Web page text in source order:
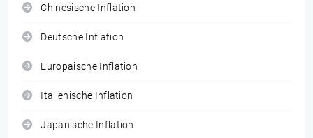
Chinesische Inflation
Deutsche Inflation
Europäische Inflation
Italienische Inflation
Japanische Inflation